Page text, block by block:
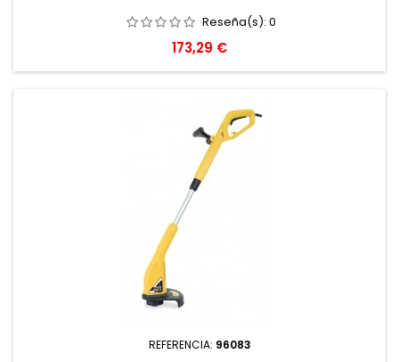
Reseña(s): 0
Precio
173,29 €
REFERENCIA: 96083